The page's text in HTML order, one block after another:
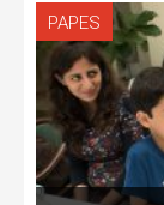
PAPES